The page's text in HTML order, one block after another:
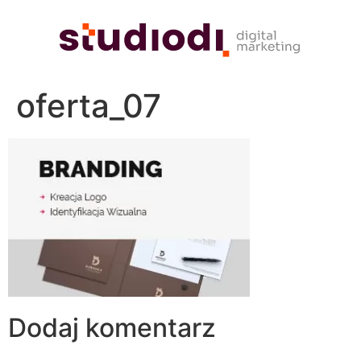
oferta_07
Dodaj komentarz